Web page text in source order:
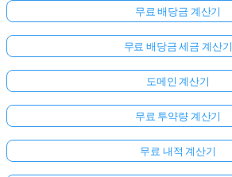
무료 배당금 계산기
무료 배당금 세금 계산기
도메인 계산기
무료 투약량 계산기
무료 내적 계산기